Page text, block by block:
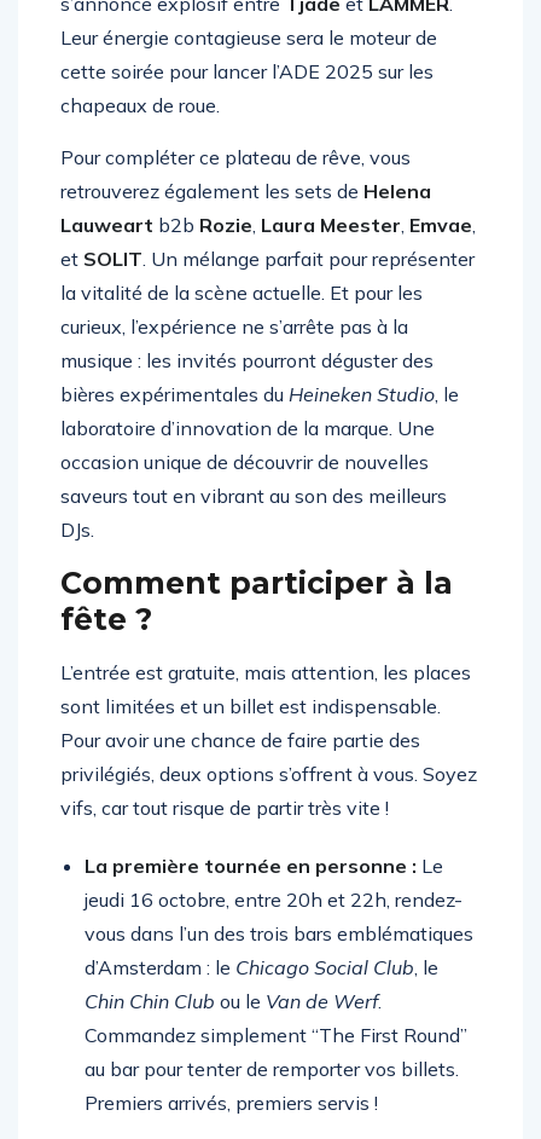
s’annonce explosif entre TjadeetLAMMER
Leur énergie contagieuse sera le moteur de
cette soirée pour lancer l’ADE 2025 sur les
Pour compléter ce plateau de rêve, vous
retrouverez également les sets deHelena
Lauweartb2bRozie, Laura Meester,Emvae,
et SOLIT . Un mélange parfait pour représenter
la vitalité de la scène actuelle. Et pour les
curieux, l’expérience ne s’arrête pas à la
musique : les invités pourront déguster des
bières expérimentales duHeineken Studio
laboratoire d’innovation de la marque. Une
occasion unique de découvrir de nouvelles
saveurs tout en vibrant au son des meilleurs
Comment participer à la
L’entrée est gratuite, mais attention, les places
sont limitées et un billet est indispensable.
Pour avoir une chance de faire partie des
privilégiés, deux options s’offrent à vous. Soyez
La première tournée en personne :Le
jeudi 16 octobre, entre 20h et 22h, rendez-
vous dans l’un des trois bars emblématiques
d’Amsterdam : leChicago Social Club
Chin Chin Clubou leVan de Werf.
Commandez simplement “The First Round”
au bar pour tenter de remporter vos billets.